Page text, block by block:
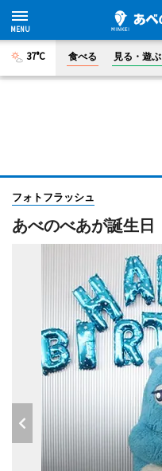
37°C 食べる 見る・遊ぶ
フォトフラッシュ
あべのべあが誕生日